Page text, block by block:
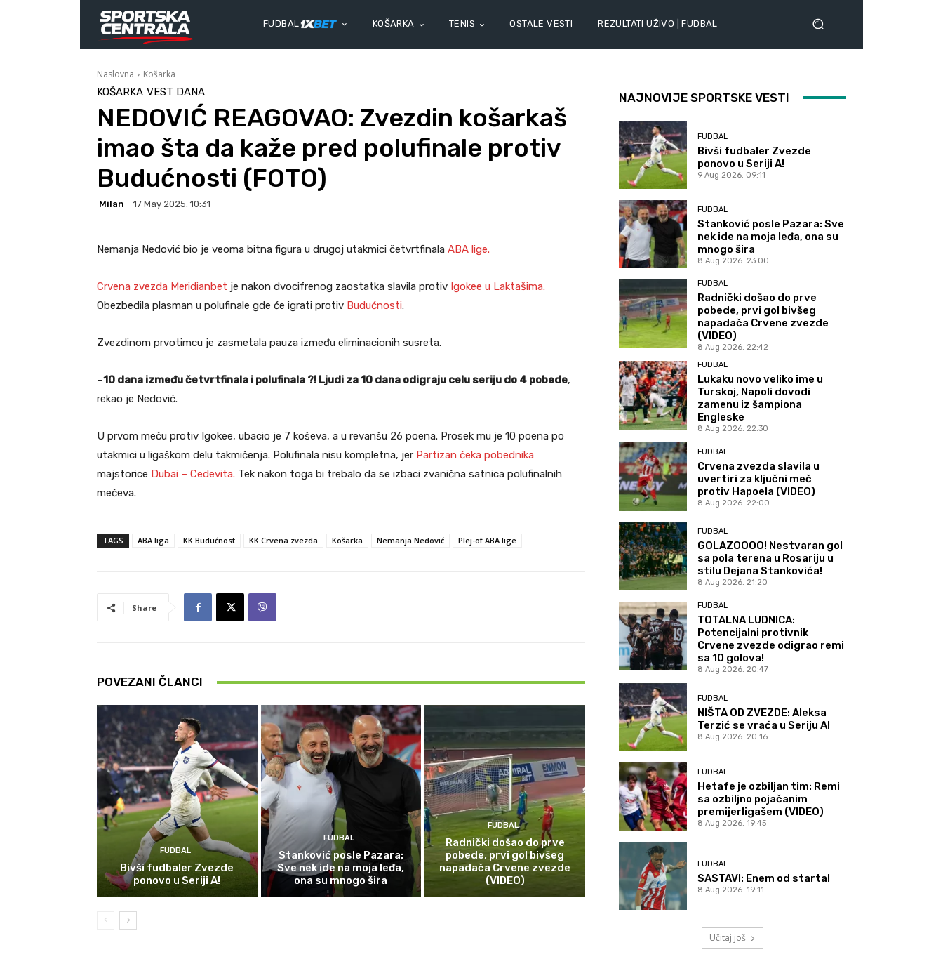
FUDBAL KOŠARKA TENIS OSTALE VESTI REZULTATI UŽIVO | FUDBAL
Naslovna Košarka
KOŠARKA VEST DANA
NEDOVIĆ REAGOVAO: Zvezdin košarkaš
imao šta da kaže pred polufinale protiv
Budućnosti (FOTO)
Milan 17 May 2025. 10:31
Nemanja Nedović bio je veoma bitna figura u drugoj utakmici četvrtfinala ABA lige.
Crvena zvezda Meridianbet je nakon dvocifrenog zaostatka slavila protiv Igokee u Laktašima.
Obezbedila plasman u polufinale gde će igrati protiv Budućnosti.
Zvezdinom prvotimcu je zasmetala pauza između eliminacionih susreta.
–10 dana između četvrtfinala i polufinala ?! Ljudi za 10 dana odigraju celu seriju do 4 pobede,
rekao je Nedović.
U prvom meču protiv Igokee, ubacio je 7 koševa, a u revanšu 26 poena. Prosek mu je 10 poena po
utakmici u ligaškom delu takmičenja. Polufinala nisu kompletna, jer Partizan čeka pobednika
majstorice Dubai – Cedevita. Tek nakon toga bi trebalo da se izbaci zvanična satnica polufinalnih
mečeva.
TAGS ABA liga KK Budućnost KK Crvena zvezda Košarka Nemanja Nedović Plej-of ABA lige
Share
POVEZANI ČLANCI
FUDBAL
Bivši fudbaler Zvezde
ponovo u Seriji A!
FUDBAL
Stanković posle Pazara:
Sve nek ide na moja leđa,
ona su mnogo šira
FUDBAL
Radnički došao do prve
pobede, prvi gol bivšeg
napadača Crvene zvezde
(VIDEO)
NAJNOVIJE SPORTSKE VESTI
FUDBAL
Bivši fudbaler Zvezde
ponovo u Seriji A!
9 Aug 2026. 09:11
FUDBAL
Stanković posle Pazara: Sve
nek ide na moja leđa, ona su
mnogo šira
8 Aug 2026. 23:00
FUDBAL
Radnički došao do prve
pobede, prvi gol bivšeg
napadača Crvene zvezde
(VIDEO)
8 Aug 2026. 22:42
FUDBAL
Lukaku novo veliko ime u
Turskoj, Napoli dovodi
zamenu iz šampiona
Engleske
8 Aug 2026. 22:30
FUDBAL
Crvena zvezda slavila u
uvertiri za ključni meč
protiv Hapoela (VIDEO)
8 Aug 2026. 22:00
FUDBAL
GOLAZOOOO! Nestvaran gol
sa pola terena u Rosariju u
stilu Dejana Stankovića!
8 Aug 2026. 21:20
FUDBAL
TOTALNA LUDNICA:
Potencijalni protivnik
Crvene zvezde odigrao remi
sa 10 golova!
8 Aug 2026. 20:47
FUDBAL
NIŠTA OD ZVEZDE: Aleksa
Terzić se vraća u Seriju A!
8 Aug 2026. 20:16
FUDBAL
Hetafe je ozbiljan tim: Remi
sa ozbiljno pojačanim
premijerligašem (VIDEO)
8 Aug 2026. 19:45
FUDBAL
SASTAVI: Enem od starta!
8 Aug 2026. 19:11
Učitaj još